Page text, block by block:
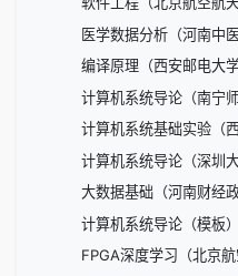
医学数据分析（河南中
编译原理（西安邮电大学
计算机系统导论（南宁师
计算机系统基础实验（
计算机系统导论（深圳大
大数据基础（河南财经政
计算机系统导论（模板）
FPGA深度学习（北京航